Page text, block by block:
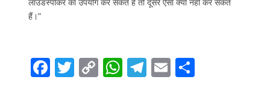
हैं।”
F T C W T E S